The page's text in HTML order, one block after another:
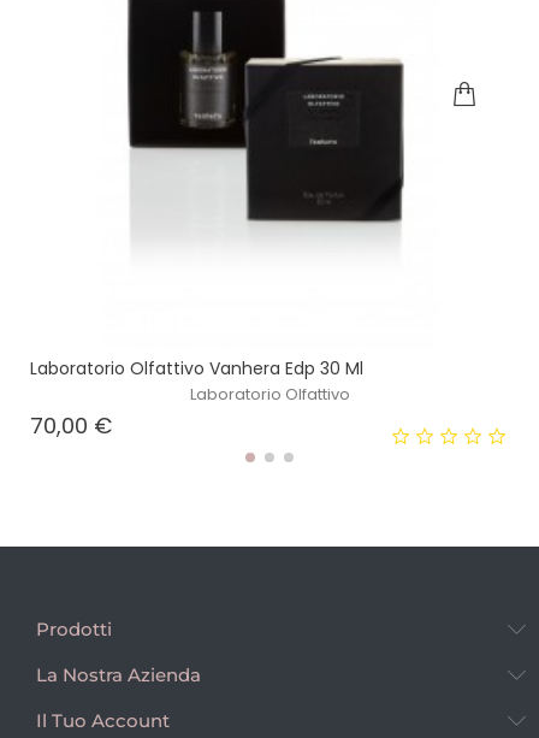
Laboratorio Olfattivo Vanhera Edp 30 Ml
Laboratorio Olfattivo
70,00 €Prezzo
Prodotti
La Nostra Azienda
Il Tuo Account